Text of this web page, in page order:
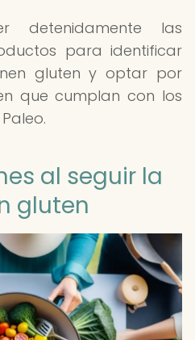
detenidamente las
para identificar
gluten y optar por
que cumplan con los
al seguir la
gluten